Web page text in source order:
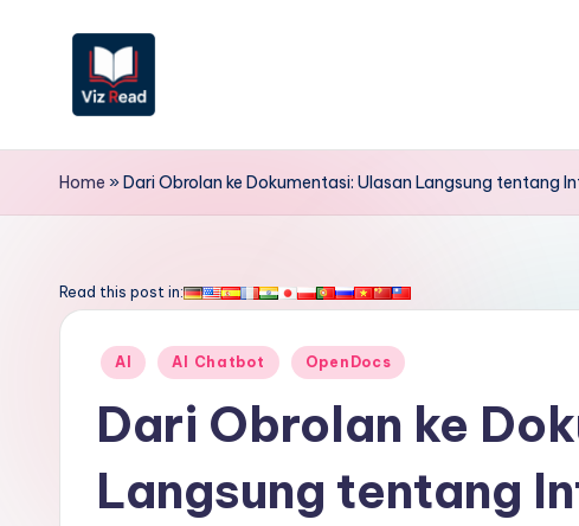
V
iz
e
Home »Dari Obrolan ke Dokumentasi: Ulasan Langsung tentang
Read this post in:
Posted
AI AI Chatbot OpenDocs
Dari Obrolan ke
Langsung tentang